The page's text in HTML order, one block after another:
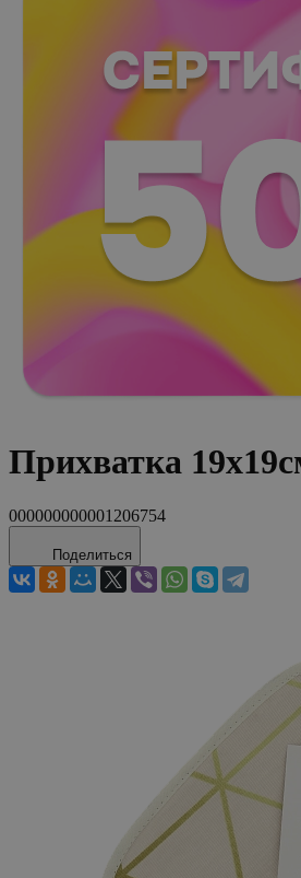
Прихватка
000000000001206754
Поделиться